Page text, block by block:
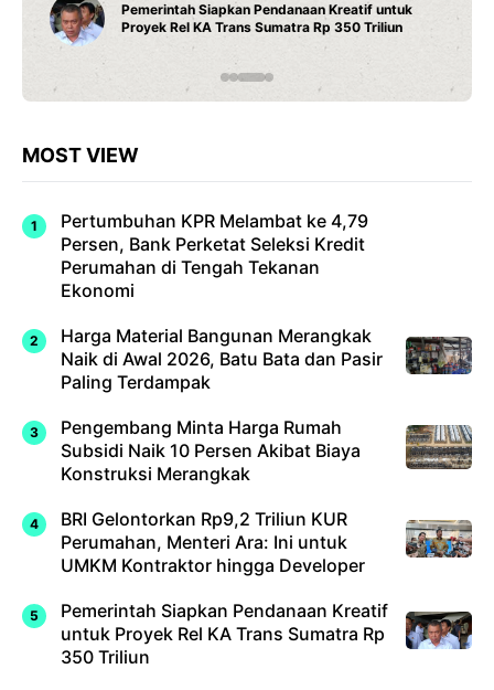
Pemerintah Siapkan Pendanaan Kreatif untuk
Proyek Rel KA Trans Sumatra Rp 350 Triliun
MOST VIEW
Pertumbuhan KPR Melambat ke 4,79
Persen, Bank Perketat Seleksi Kredit
Perumahan di Tengah Tekanan
Ekonomi
Harga Material Bangunan Merangkak
Naik di Awal 2026, Batu Bata dan Pasir
Paling Terdampak
Pengembang Minta Harga Rumah
Subsidi Naik 10 Persen Akibat Biaya
Konstruksi Merangkak
BRI Gelontorkan Rp9,2 Triliun KUR
Perumahan, Menteri Ara: Ini untuk
UMKM Kontraktor hingga Developer
Pemerintah Siapkan Pendanaan Kreatif
untuk Proyek Rel KA Trans Sumatra Rp
350 Triliun